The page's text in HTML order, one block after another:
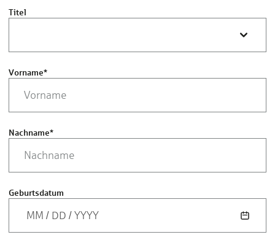
Titel
Vorname*
Nachname*
Geburtsdatum
MM / DD /YYYY